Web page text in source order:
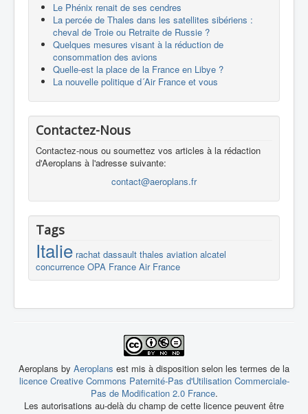
Le Phénix renait de ses cendres
La percée de Thales dans les satellites sibériens :
cheval de Troie ou Retraite de Russie ?
Quelques mesures visant à la réduction de
consommation des avions
Quelle-est la place de la France en Libye ?
La nouvelle politique d´Air France et vous
Contactez-Nous
Contactez-nous ou soumettez vos articles à la rédaction
d'Aeroplans à l'adresse suivante:
contact@aeroplans.fr
Tags
Italie rachat dassault thales aviation alcatel
concurrence OPA France Air France
Aeroplans by Aeroplans est mis à disposition selon les termes de la
licence Creative Commons Paternité-Pas d'Utilisation Commerciale-
Pas de Modification 2.0 France.
Les autorisations au-delà du champ de cette licence peuvent être